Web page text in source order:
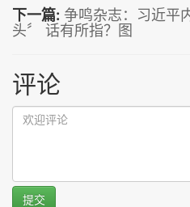
下一篇: 争鸣杂志：习近平
头〞 话有所指？图
评论
提交